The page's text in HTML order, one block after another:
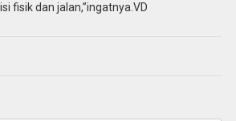
fisik dan jalan,”ingatnya.VD